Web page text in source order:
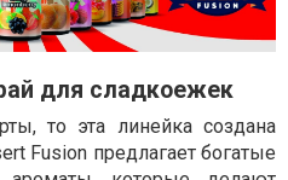
для сладкоежек
то эта линейка создана
Fusion предлагает богатые